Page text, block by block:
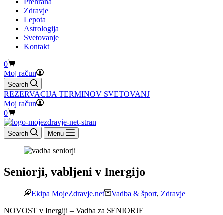
Prehrana
Zdravje
Lepota
Astrologija
Svetovanje
Kontakt
Shopping
cart
0
Moj račun
Search
REZERVACIJA TERMINOV SVETOVANJ
Moj račun
Shopping
cart
0
Search Menu
Seniorji, vabljeni v Inergijo
Ekipa MojeZdravje.net Vadba & šport, Zdravje
NOVOST v Inergiji – Vadba za SENIORJE